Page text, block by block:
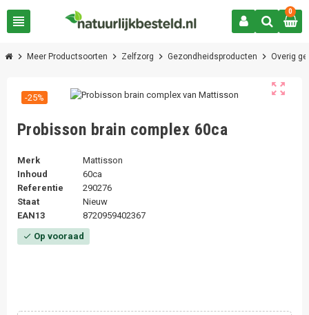
view_headline
0
chevron_right Meer Productsoorten chevron_right Zelfzorg chevron_right Gezondheidsproducten chevron_right Overig
zoom_out_map
-25%
Probisson brain complex 60ca
Merk
Mattisson
Inhoud
60ca
Referentie
290276
Staat
Nieuw
EAN13
8720959402367
check Op vooraad